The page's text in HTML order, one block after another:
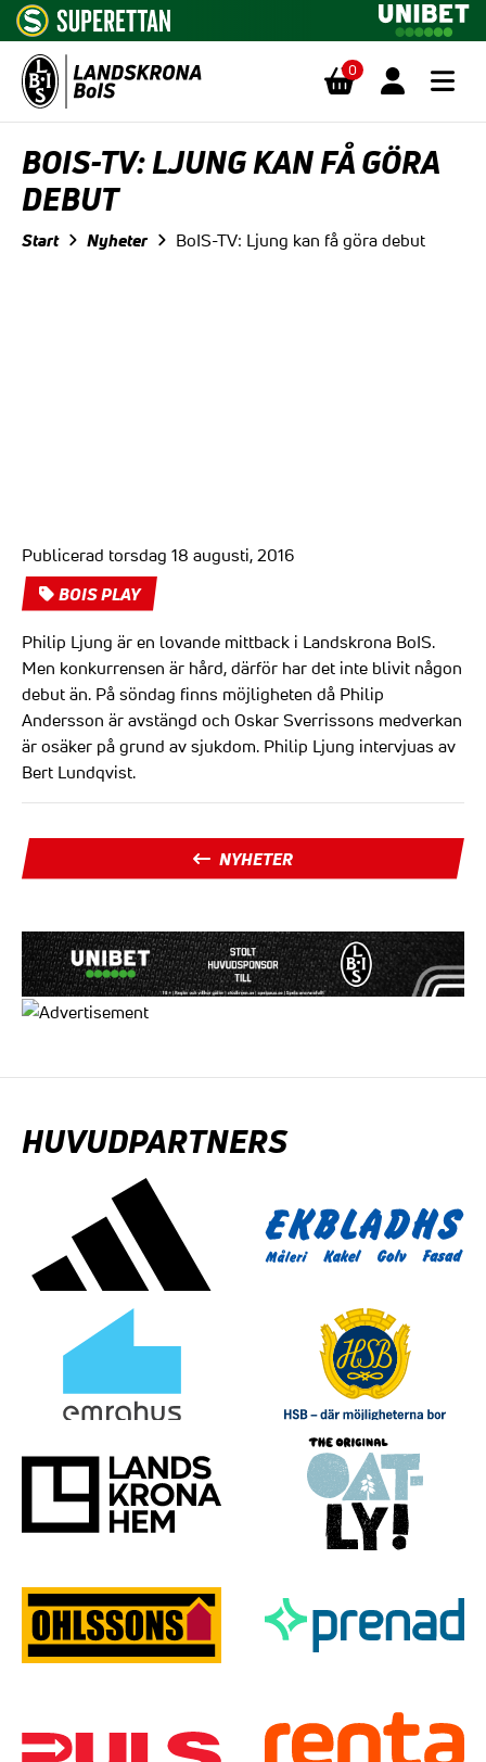
0
BOIS-TV: LJUNG KAN FÅ GÖRA
DEBUT
Start Nyheter BoIS-TV: Ljung kan få göra debut
Publicerad torsdag 18 augusti, 2016
BOIS PLAY
Philip Ljung är en lovande mittback i Landskrona BoIS.
Men konkurrensen är hård, därför har det inte blivit någon
debut än. På söndag finns möjligheten då Philip
Andersson är avstängd och Oskar Sverrissons medverkan
är osäker på grund av sjukdom. Philip Ljung intervjuas av
Bert Lundqvist.
NYHETER
HUVUDPARTNERS